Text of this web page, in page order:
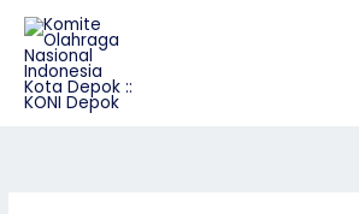
Skip
content
A
r
s
i